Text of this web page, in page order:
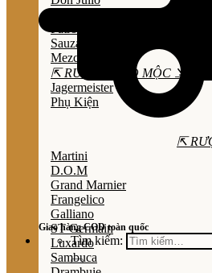
Giao hàng COD toàn quốc
Tìm kiếm:
Sauza
Mezcal
⇱ RƯỢU THẢO MỘC ⇲
Jagermeister
Phụ Kiện
⇱
Martini
D.O.M
Grand Marnier
Frangelico
Galliano
ST Germain
Luxardo
Sambuca